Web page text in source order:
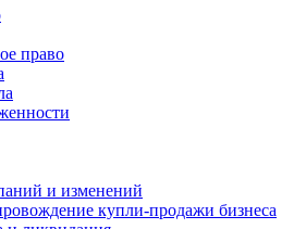
право
и изменений
купли-продажи бизнеса